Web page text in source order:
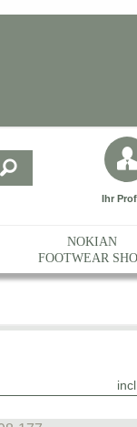
Ihr
NOKIAN
FOOTWEAR